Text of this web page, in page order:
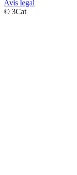
Avís legal
© 3Cat